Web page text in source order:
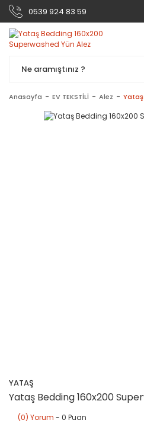
0539 924 83 59
Anasayfa EV TEKSTİLİ Alez Yataş
YATAŞ
Yataş Bedding 160x200
(0) Yorum - 0 Puan